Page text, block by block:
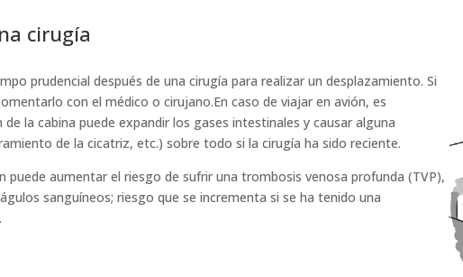
cirugía
prudencial después de una cirugía para realizar un desplazamiento. Si
con el médico o cirujano.En caso de viajar en avión, es
la cabina puede expandir los gases intestinales y causar alguna
de la cicatriz, etc.) sobre todo si la cirugía ha sido reciente.
puede aumentar el riesgo de sufrir una trombosis venosa profunda (TVP),
sanguíneos; riesgo que se incrementa si se ha tenido una